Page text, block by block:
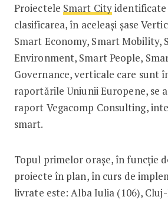
Proiectele Smart Cityidentificate
clasificarea, în aceleași șase
Smart Economy, Smart Mobility,
Environment, Smart People,
Governance, verticale care sunt
raportările Uniunii Europene, se
raport Vegacomp Consulting,
smart.
Topul primelor orașe, în funcție
proiecte în plan, în curs de
livrate este: Alba Iulia (106),